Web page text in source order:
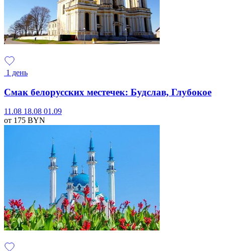
1 день
Смак белорусских местечек: Будслав, Глубокое
11.08 18.08 01.09
от 175 BYN